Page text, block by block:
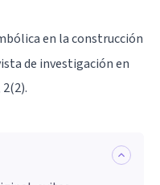
en la construcción
de investigación en